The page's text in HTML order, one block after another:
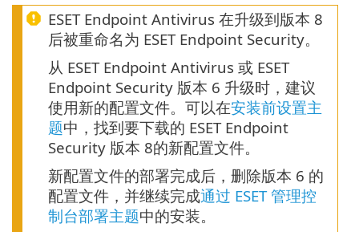
ESET Endpoint Antivirus 在升级到版本 8
后被重命名为 ESET Endpoint Security。
从 ESET Endpoint Antivirus 或 ESET
Endpoint Security 版本 6 升级时，建议
使用新的配置文件。可以在安装前设置主
题中，找到要下载的 ESET Endpoint
Security 版本 8的新配置文件。
新配置文件的部署完成后，删除版本 6 的
配置文件，并继续完成通过 ESET 管理控
制台部署主题中的安装。